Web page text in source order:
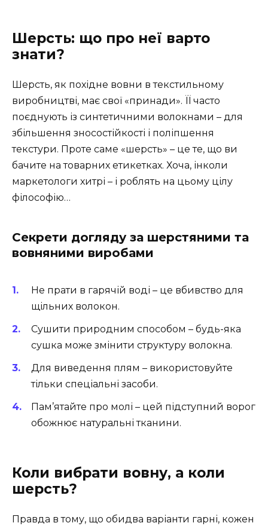
Шерсть: що про неї варто
знати?
Шерсть, як похідне вовни в текстильному
виробництві, має свої «принади». ЇЇ часто
поєднують із синтетичними волокнами – для
збільшення зносостійкості і поліпшення
текстури. Проте саме «шерсть» – це те, що ви
бачите на товарних етикетках. Хоча, інколи
маркетологи хитрі – і роблять на цьому цілу
філософію…
Секрети догляду за шерстяними та
вовняними виробами
Не прати в гарячій воді – це вбивство для
щільних волокон.
Сушити природним способом – будь-яка
сушка може змінити структуру волокна.
Для виведення плям – використовуйте
тільки спеціальні засоби.
Пам’ятайте про молі – цей підступний ворог
обожнює натуральні тканини.
Коли вибрати вовну, а коли
шерсть?
Правда в тому, що обидва варіанти гарні, кожен